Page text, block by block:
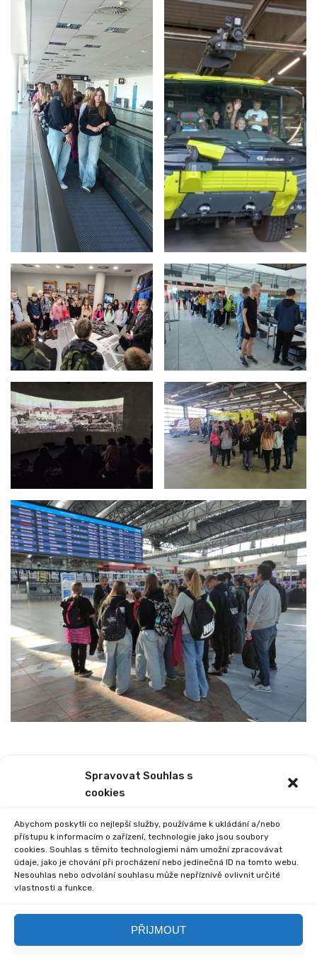
Spravovat Souhlas s
cookies
Abychom poskytli co nejlepší služby, používáme k ukládání a/nebo
přístupu k informacím o zařízení, technologie jako jsou soubory
cookies. Souhlas s těmito technologiemi nám umožní zpracovávat
údaje, jako je chování při procházení nebo jedinečná ID na tomto webu.
Nesouhlas nebo odvolání souhlasu může nepříznivě ovlivnit určité
vlastnosti a funkce.
PŘIJMOUT
PŘEHLÍDKY STŘEDNÍCH
Comments are closed.